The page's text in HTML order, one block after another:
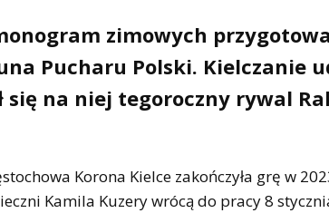
zimowych
Pucharu Polski. Kielczanie
na niej tegoroczny rywal
Korona Kielce zakończyła grę w
Kamila Kuzery wrócą do pracy 8